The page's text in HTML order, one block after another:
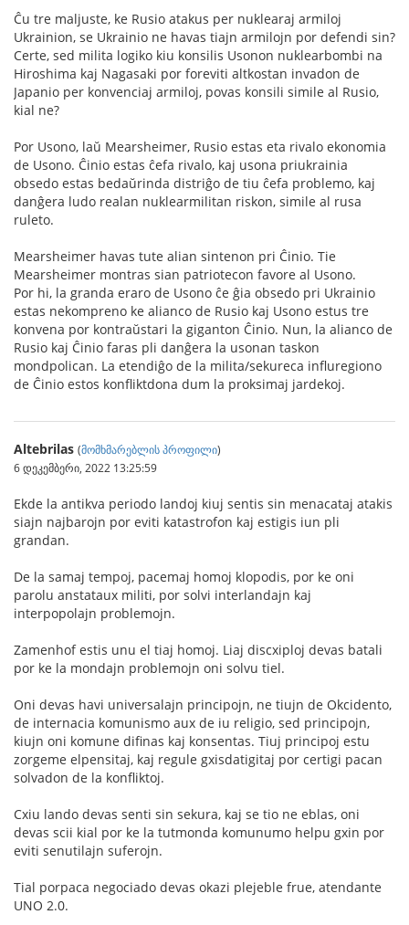
Ĉu tre maljuste, ke Rusio atakus per nuklearaj armiloj
Ukrainion, se Ukrainio ne havas tiajn armilojn por defendi sin?
Certe, sed milita logiko kiu konsilis Usonon nuklearbombi na
Hiroshima kaj Nagasaki por foreviti altkostan invadon de
Japanio per konvenciaj armiloj, povas konsili simile al Rusio,
kial ne?
Por Usono, laŭ Mearsheimer, Rusio estas eta rivalo ekonomia
de Usono. Ĉinio estas ĉefa rivalo, kaj usona priukrainia
obsedo estas bedaŭrinda distriĝo de tiu ĉefa problemo, kaj
danĝera ludo realan nuklearmilitan riskon, simile al rusa
ruleto.
Mearsheimer havas tute alian sintenon pri Ĉinio. Tie
Mearsheimer montras sian patriotecon favore al Usono.
Por hi, la granda eraro de Usono ĉe ĝia obsedo pri Ukrainio
estas nekompreno ke alianco de Rusio kaj Usono estus tre
konvena por kontraŭstari la giganton Ĉinio. Nun, la alianco de
Rusio kaj Ĉinio faras pli danĝera la usonan taskon
mondpolican. La etendiĝo de la milita/sekureca influregiono
de Ĉinio estos konfliktdona dum la proksimaj jardekoj.
Altebrilas (მომხმარებლის პროფილი)
6 დეკემბერი, 2022 13:25:59
Ekde la antikva periodo landoj kiuj sentis sin menacataj atakis
siajn najbarojn por eviti katastrofon kaj estigis iun pli
grandan.
De la samaj tempoj, pacemaj homoj klopodis, por ke oni
parolu anstataux militi, por solvi interlandajn kaj
interpopolajn problemojn.
Zamenhof estis unu el tiaj homoj. Liaj discxiploj devas batali
por ke la mondajn problemojn oni solvu tiel.
Oni devas havi universalajn principojn, ne tiujn de Okcidento,
de internacia komunismo aux de iu religio, sed principojn,
kiujn oni komune difinas kaj konsentas. Tiuj principoj estu
zorgeme elpensitaj, kaj regule gxisdatigitaj por certigi pacan
solvadon de la konfliktoj.
Cxiu lando devas senti sin sekura, kaj se tio ne eblas, oni
devas scii kial por ke la tutmonda komunumo helpu gxin por
eviti senutilajn suferojn.
Tial porpaca negociado devas okazi plejeble frue, atendante
UNO 2.0.